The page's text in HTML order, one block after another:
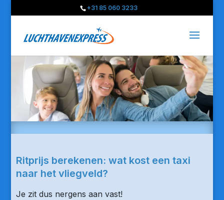
+31 85 060 3233
Ritprijs berekenen: wat kost een taxi
naar het vliegveld?
Je zit dus nergens aan vast!